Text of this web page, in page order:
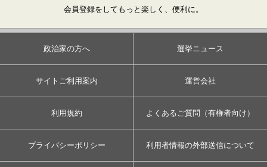
会員登録をしてもっと楽しく、便利に。
政治家の方へ 選挙ニュース
サイトご利用案内 運営会社
利用規約 よくあるご質問（有権者向け）
プライバシーポリシー 利用者情報の外部送信について